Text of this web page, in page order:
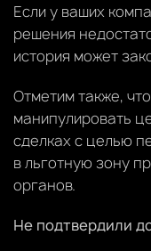
Если у ваших
решения
история может
Отметим также,
манипулировать
сделках с целью
в льготную зону
органов.
Не подтвердили